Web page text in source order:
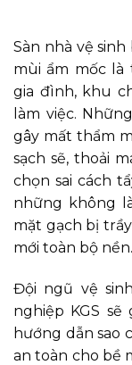
Sàn nhà vệ
mùi ẩm mốc
gia đình, khu
làm việc.
gây mất thẩm
sạch sẽ, thoải
chọn sai cách
những không
mặt gạch bị
mới toàn bộ nền.
Đội ngũ vệ
nghiệp KGS
hướng dẫn sao
an toàn cho bề